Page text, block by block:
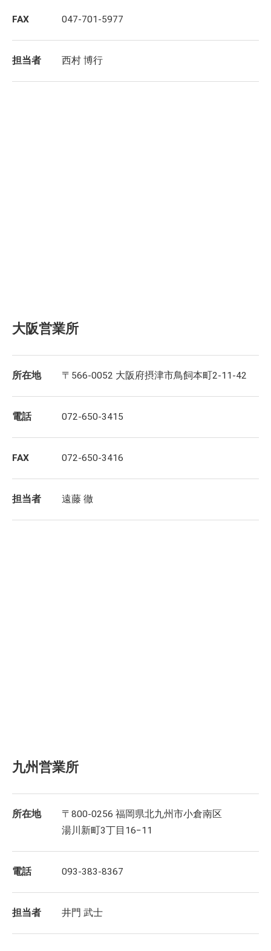
FAX 047-701-5977
担当者 西村 博行
大阪営業所
所在地 〒566-0052 大阪府摂津市鳥飼本町2-11-42
電話 072-650-3415
FAX 072-650-3416
担当者 遠藤 徹
九州営業所
所在地
〒800-0256 福岡県北九州市小倉南区
湯川新町3丁目16−11
電話 093-383-8367
担当者 井門 武士